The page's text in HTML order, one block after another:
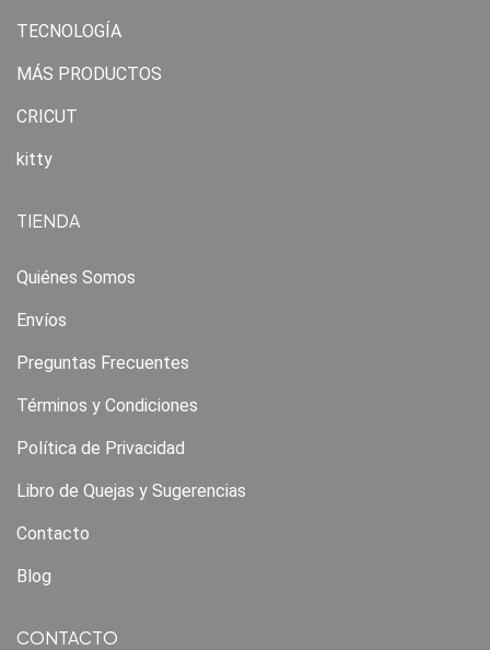
TECNOLOGÍA
MÁS PRODUCTOS
CRICUT
kitty
TIENDA
Quiénes Somos
Envíos
Preguntas Frecuentes
Términos y Condiciones
Política de Privacidad
Libro de Quejas y Sugerencias
Contacto
Blog
CONTACTO